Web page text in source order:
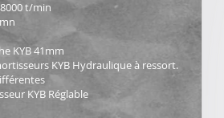
t/min
KYB 41mm
KYB Hydraulique à ressort.
KYB Réglable